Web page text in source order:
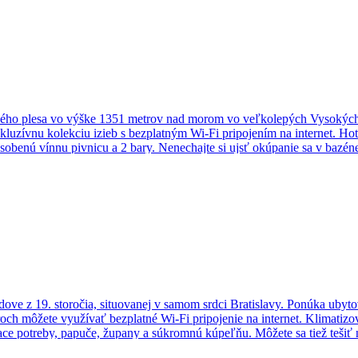
plesa vo výške 1351 metrov nad morom vo veľkolepých
kolekciu izieb s bezplatným Wi-Fi pripojením na internet.
vínnu pivnicu a 2 bary. Nenechajte si ujsť okúpanie sa v
z 19. storočia, situovanej v samom srdci Bratislavy. Ponúka
môžete využívať bezplatné Wi-Fi pripojenie na internet.
potreby, papuče, župany a súkromnú kúpeľňu. Môžete sa tiež